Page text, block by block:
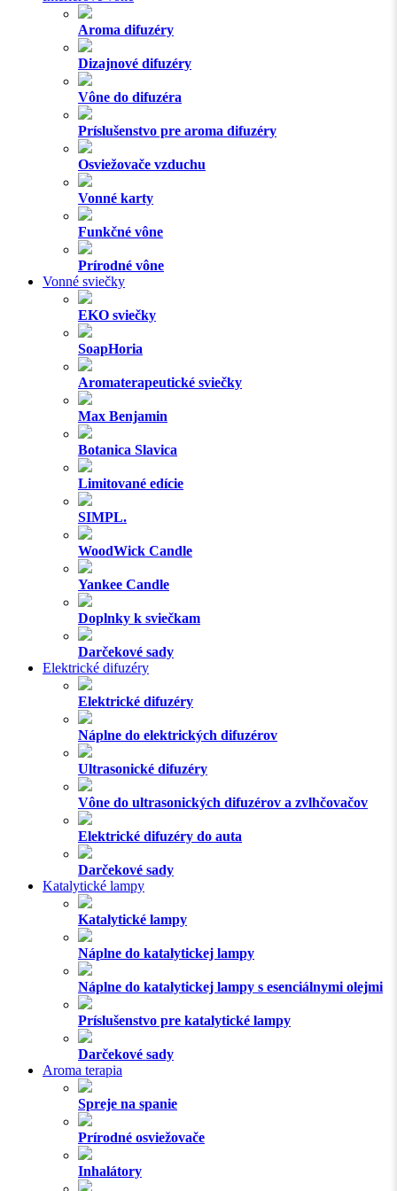
Aroma difuzéry
Dizajnové difuzéry
Vône do difuzéra
Príslušenstvo pre aroma difuzéry
Osviežovače vzduchu
Vonné karty
Funkčné vône
Prírodné vône
Vonné sviečky
EKO sviečky
SoapHoria
Aromaterapeutické sviečky
Max Benjamin
Botanica Slavica
Limitované edície
SIMPL.
WoodWick Candle
Yankee Candle
Doplnky k sviečkam
Darčekové sady
Elektrické difuzéry
Elektrické difuzéry
Náplne do elektrických difuzérov
Ultrasonické difuzéry
Vône do ultrasonických difuzérov a zvlhčovačov
Elektrické difuzéry do auta
Darčekové sady
Katalytické lampy
Katalytické lampy
Náplne do katalytickej lampy
Náplne do katalytickej lampy s esenciálnymi olejmi
Príslušenstvo pre katalytické lampy
Darčekové sady
Aroma terapia
Spreje na spanie
Prírodné osviežovače
Inhalátory